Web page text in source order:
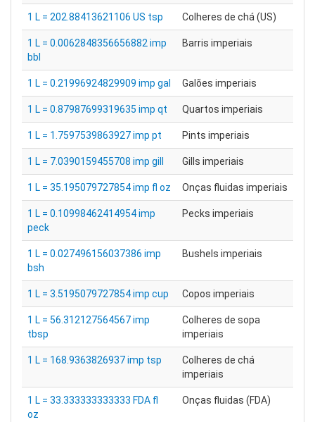
1 L = 202.88413621106 US tsp Colheres de chá (US)
1 L = 0.0062848356656882 imp
bbl
Barris imperiais
1 L = 0.21996924829909 imp gal Galões imperiais
1 L = 0.87987699319635 imp qt Quartos imperiais
1 L = 1.7597539863927 imp pt Pints imperiais
1 L = 7.0390159455708 imp gill Gills imperiais
1 L = 35.195079727854 imp fl oz Onças fluidas imperiais
1 L = 0.10998462414954 imp
peck
Pecks imperiais
1 L = 0.027496156037386 imp
bsh
Bushels imperiais
1 L = 3.5195079727854 imp cup Copos imperiais
1 L = 56.312127564567 imp
tbsp
Colheres de sopa
imperiais
1 L = 168.9363826937 imp tsp
Colheres de chá
imperiais
1 L = 33.333333333333 FDA fl
oz
Onças fluidas (FDA)